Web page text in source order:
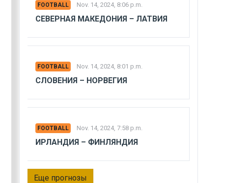
FOOTBALL Nov. 14, 2024, 8:06 p.m.
СЕВЕРНАЯ МАКЕДОНИЯ – ЛАТВИЯ
FOOTBALL Nov. 14, 2024, 8:01 p.m.
СЛОВЕНИЯ – НОРВЕГИЯ
FOOTBALL Nov. 14, 2024, 7:58 p.m.
ИРЛАНДИЯ – ФИНЛЯНДИЯ
Еще прогнозы